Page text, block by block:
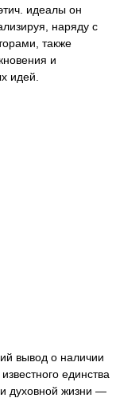
идеалы он
наряду с
также
и
идей.
вывод о наличии
единства
духовной жизни —